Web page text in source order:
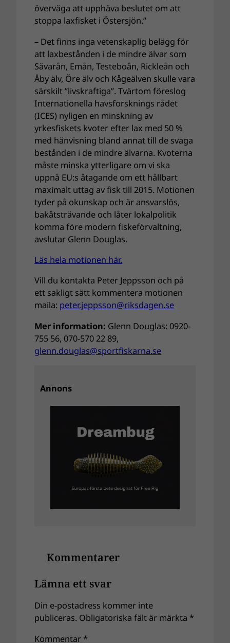
överväga att upphäva beslutet om att
stoppa laxfisket i Östersjön.”
– Det finns inga vetenskaplig belägg för
att laxbestånden i de mindre älvar som
Sävarån, Emån, Testeboån, Rickleån och
Åby älv, Öre älv och Kågeälven skulle vara
särskilt ”livskraftiga”. Tvärtom föreslog
Internationella havsforsknings rådet
(ICES) nyligen en minskning av
yrkesfiskets kvoter efter lax med 50 %
med hänvisning bland annat till de svaga
bestånden i de mindre älvarna. Kvoterna
måste minska ytterligare om vi ska
uppnå EU:s åtagande om ett hållbart
maximalt uttag av fisk till 2015. Motionen
tyder på okunskap och är ansvarslös,
bakåtsträvande och låter lokalpolitik
komma före modern fiskeförvaltning,
avslutar Glenn Douglas.
Läs hela motionen här.
Vill du kontakta Peter Jeppsson och på
ett sakligt sätt kommentera motionen
maila: peter.jeppsson@riksdagen.se
Mer information: Glenn Douglas: 0920-
755 56, 070-570 22 89,
glenn.douglas@sportfiskarna.se
Annons
Kommentarer
Lämna ett svar
Din e-postadress kommer inte
publiceras. Obligatoriska fält är märkta *
Kommentar *